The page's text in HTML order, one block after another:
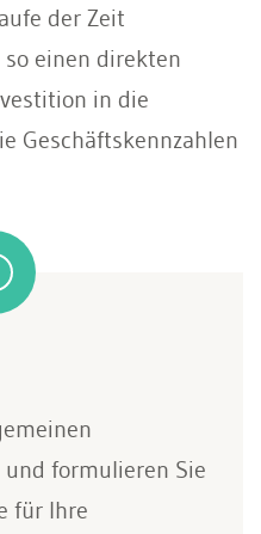
der Zeit
einen direkten
in die
Geschäftskennzahlen
formulieren Sie
für Ihre